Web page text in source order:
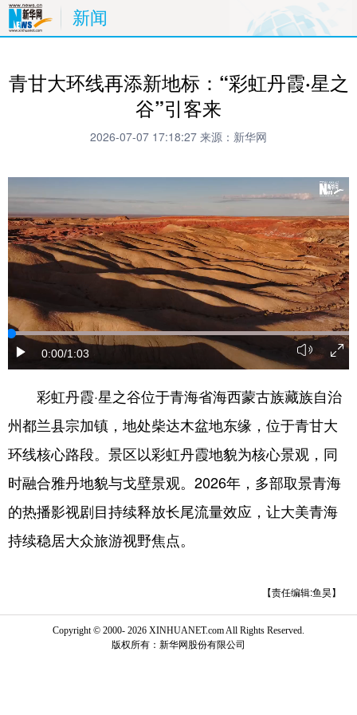
新闻
青甘大环线再添新地标：“彩虹丹霞·星之
谷”引客来
2026-07-07 17:18:27 来源：新华网
0:00/1:03
彩虹丹霞·星之谷位于青海省海西蒙古族藏族自治
州都兰县宗加镇，地处柴达木盆地东缘，位于青甘大
环线核心路段。景区以彩虹丹霞地貌为核心景观，同
时融合雅丹地貌与戈壁景观。2026年，多部取景青海
的热播影视剧目持续释放长尾流量效应，让大美青海
持续稳居大众旅游视野焦点。
【责任编辑:鱼昊】
Copyright © 2000- 2026 XINHUANET.com All Rights Reserved.
版权所有：新华网股份有限公司